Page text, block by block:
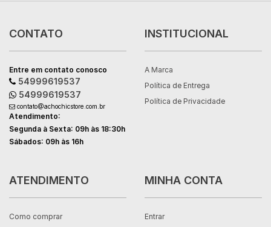
CONTATO
Entre em contato conosco
54999619537
54999619537
contato@achochicstore.com.br
Atendimento:
Segunda à Sexta: 09h às 18:30h
Sábados: 09h às 16h
INSTITUCIONAL
A Marca
Política de Entrega
Política de Privacidade
ATENDIMENTO
Como comprar
MINHA CONTA
Entrar